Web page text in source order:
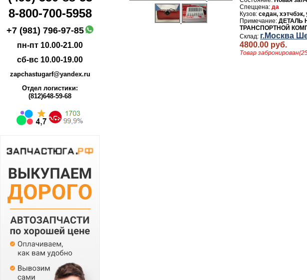
8-800-700-5958
+7 (981) 796-97-85
пн-пт 10.00-21.00
сб-вс 10.00-19.00
zapchastugarf@yandex.ru
Отдел логистики:
(812)648-59-68
да
седан, хэтчбэк,
ДЕТАЛЬ
ТРАНСПОРТНОЙ
г.Москва
4800.00 руб.
Товар